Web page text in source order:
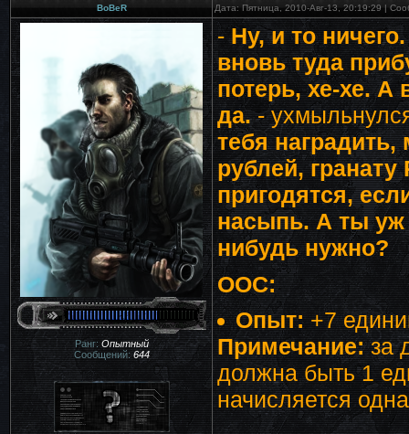
BoBeR Дата: Пятница, 2010-Авг-13, 20:19:29 |
Ранг:Опытный
Сообщений:644
-Ну, и то
вновь туда
потерь, хе-хе. А
да.-
тебя
рублей, гранату
пригодятся,
насыпь. А ты уж
нибудь нужно?
ООС:
Опыт: +7
Примечание:за
должна быть 1
начисляется